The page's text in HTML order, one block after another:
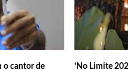
relacionamento a distância
13:03
Prefeitura de
o cantor de
‘No Limite